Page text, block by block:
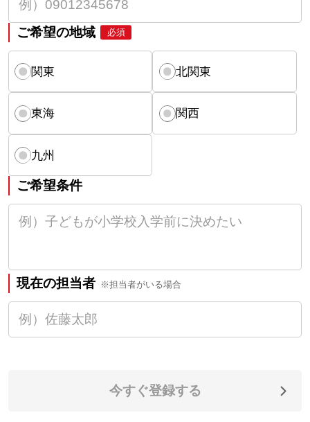
ご希望の地域 必須
関東 北関東
東海 関西
九州
ご希望条件
現在の担当者 ※担当者がいる場合
今すぐ登録する